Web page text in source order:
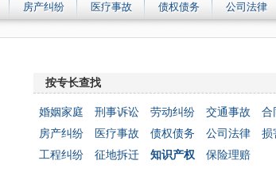
房产纠纷 医疗事故 债权债务 公司法律
按专长查找
婚姻家庭 刑事诉讼 劳动纠纷 交通事故
合
房产纠纷
医疗事故 债权债务 公司法律
损
工程纠纷
征地拆迁 知识产权 保险理赔